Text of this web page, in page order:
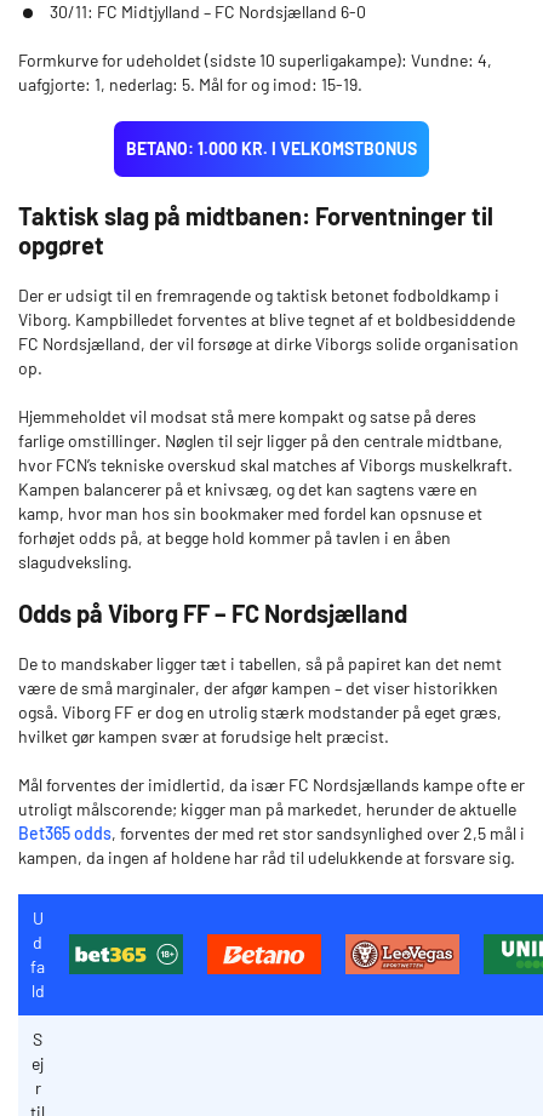
30/11: FC Midtjylland – FC Nordsjælland 6-0
Formkurve for udeholdet (sidste 10 superligakampe): Vundne: 4,
uafgjorte: 1, nederlag: 5. Mål for og imod: 15-19.
BETANO: 1.000 KR. I VELKOMSTBONUS
Taktisk slag på midtbanen: Forventninger til
opgøret
Der er udsigt til en fremragende og taktisk betonet fodboldkamp i
Viborg. Kampbilledet forventes at blive tegnet af et boldbesiddende
FC Nordsjælland, der vil forsøge at dirke Viborgs solide organisation
op.
Hjemmeholdet vil modsat stå mere kompakt og satse på deres
farlige omstillinger. Nøglen til sejr ligger på den centrale midtbane,
hvor FCN’s tekniske overskud skal matches af Viborgs muskelkraft.
Kampen balancerer på et knivsæg, og det kan sagtens være en
kamp, hvor man hos sin bookmaker med fordel kan opsnuse et
forhøjet odds på, at begge hold kommer på tavlen i en åben
slagudveksling.
Odds på Viborg FF – FC Nordsjælland
De to mandskaber ligger tæt i tabellen, så på papiret kan det nemt
være de små marginaler, der afgør kampen – det viser historikken
også. Viborg FF er dog en utrolig stærk modstander på eget græs,
hvilket gør kampen svær at forudsige helt præcist.
Mål forventes der imidlertid, da især FC Nordsjællands kampe ofte er
utroligt målscorende; kigger man på markedet, herunder de aktuelle
Bet365 odds, forventes der med ret stor sandsynlighed over 2,5 mål i
kampen, da ingen af holdene har råd til udelukkende at forsvare sig.
U
d
fa
ld
S
ej
r
til